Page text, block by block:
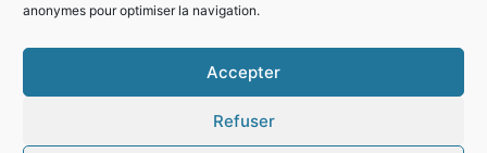
anonymes pour optimiser la navigation.
Accepter
Refuser